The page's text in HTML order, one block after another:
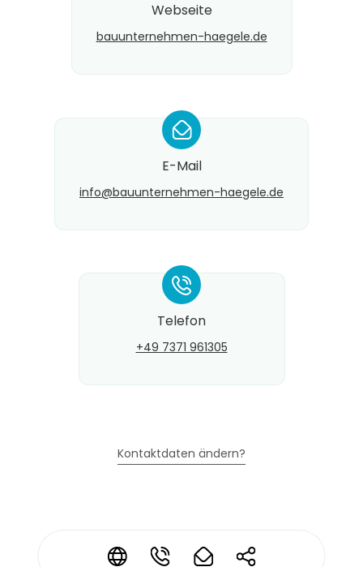
* * * *
Webseite
bauunternehmen-haegele.de
*
E-Mail
info@​bauunternehmen-haegele.de
*
Telefon
+49 7371 961305
Kontaktdaten ändern?